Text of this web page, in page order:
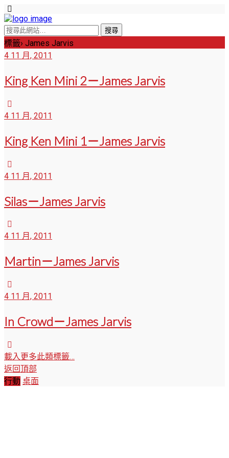
標籤› James Jarvis
4 11 月, 2011
King Ken Mini 2－James Jarvis
4 11 月, 2011
King Ken Mini 1－James Jarvis
4 11 月, 2011
Silas－James Jarvis
4 11 月, 2011
Martin－James Jarvis
4 11 月, 2011
In Crowd－James Jarvis
載入更多此類標籤…
返回頂部
行動 桌面